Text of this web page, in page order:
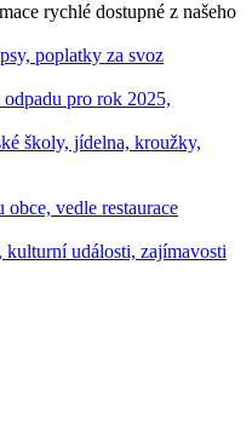
rychlé dostupné z našeho
poplatky za svoz
pro rok 2025,
školy, jídelna, kroužky,
vedle restaurace
události, zajímavosti